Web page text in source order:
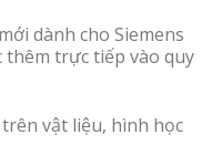
mới dành cho Siemens
thêm trực tiếp vào quy
vật liệu, hình học